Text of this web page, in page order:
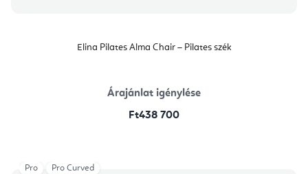
Elina Pilates Alma Chair – Pilates szék
Árajánlat igénylése
Ft438 700
Pro Pro Curved